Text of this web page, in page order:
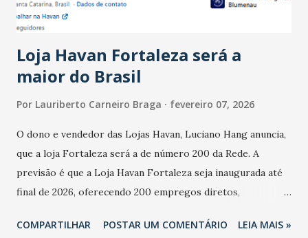
novembro. Em relação a outubro, o faturamento também
cresceu. De acordo com a pesquisa, 44% dos n...
Loja Havan Fortaleza será a
maior do Brasil
Por Lauriberto Carneiro Braga fevereiro 07, 2026
O dono e vendedor das Lojas Havan, Luciano Hang anuncia,
que a loja Fortaleza será a de número 200 da Rede. A
previsão é que a Loja Havan Fortaleza seja inaugurada até
final de 2026, oferecendo 200 empregos diretos,
Havan Fortaleza ainda não foi anunciada oficialmente, mas
COMPARTILHAR POSTAR UM COMENTÁRIO LEIA MAIS »